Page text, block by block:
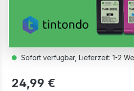
Toner kompatibel für
Cyan
Sofort verfügbar, Lieferzeit: 1-2
24,99 €